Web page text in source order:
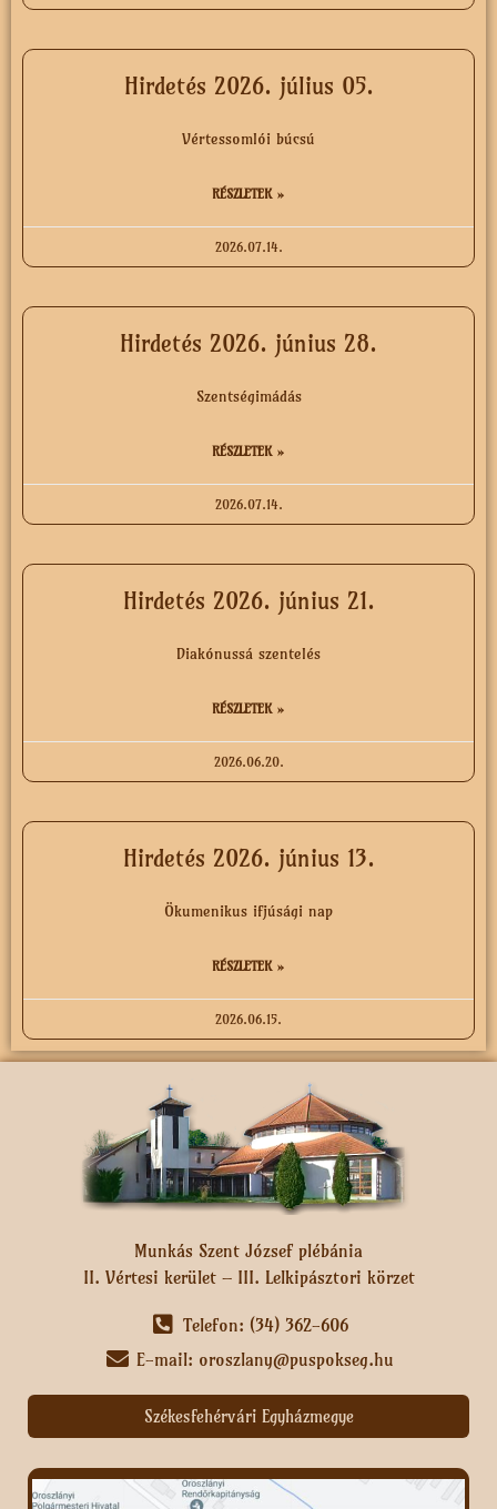
Hirdetés 2026. július 05.
Vértessomlói búcsú
RÉSZLETEK »
2026.07.14.
Hirdetés 2026. június 28.
Szentségimádás
RÉSZLETEK »
2026.07.14.
Hirdetés 2026. június 21.
Diakónussá szentelés
RÉSZLETEK »
2026.06.20.
Hirdetés 2026. június 13.
Ökumenikus ifjúsági nap
RÉSZLETEK »
2026.06.15.
Munkás Szent József plébánia
II. Vértesi kerület – III. Lelkipásztori körzet
Telefon: (34) 362-606
E-mail: oroszlany@puspokseg.hu
Székesfehérvári Egyházmegye